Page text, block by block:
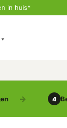
in huis*
4